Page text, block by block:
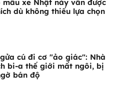
mẫu xe Nhật này vẫn được
dù không thiếu lựa chọn
cú đi cơ "ảo giác": Nhà
bi-a thế giới mất ngôi, bị
bán độ